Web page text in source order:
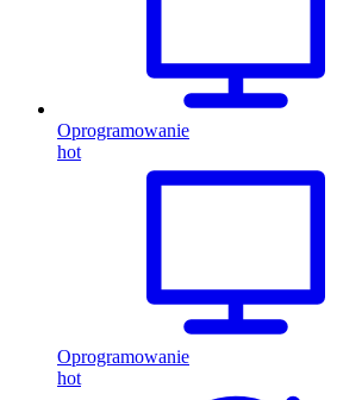
Oprogramowanie
hot
Oprogramowanie
hot